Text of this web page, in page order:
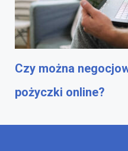
Czy można
pożyczki online?